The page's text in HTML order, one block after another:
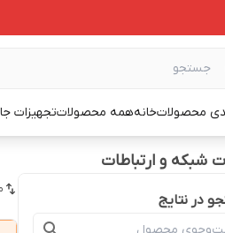
محصولاتخانههمه محصولاتتجهیزات
شبکه و ارتباطات
در نتایج